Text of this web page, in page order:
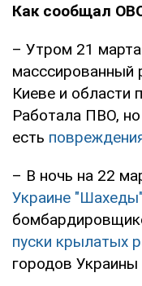
Как сообщал
– Утром 21
масссированный
Киеве и области
Работала ПВО,
есть
– В ночь на 22
Украине "Шахеды"
пуски крылатых
городов